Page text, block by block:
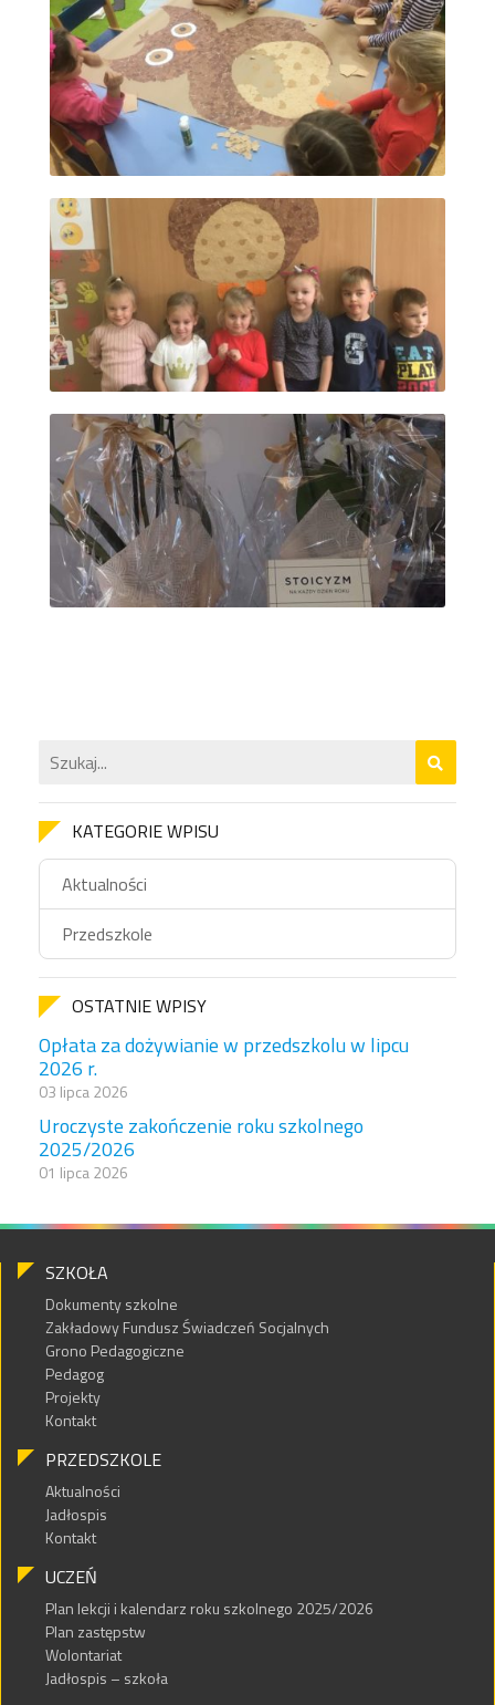
KATEGORIE WPISU
Aktualności
Przedszkole
OSTATNIE WPISY
Opłata za dożywianie w przedszkolu w lipcu
2026 r.
03 lipca 2026
Uroczyste zakończenie roku szkolnego
2025/2026
01 lipca 2026
SZKOŁA
Dokumenty szkolne
Zakładowy Fundusz Świadczeń Socjalnych
Grono Pedagogiczne
Pedagog
Projekty
Kontakt
PRZEDSZKOLE
Aktualności
Jadłospis
Kontakt
UCZEŃ
Plan lekcji i kalendarz roku szkolnego 2025/2026
Plan zastępstw
Wolontariat
Jadłospis – szkoła